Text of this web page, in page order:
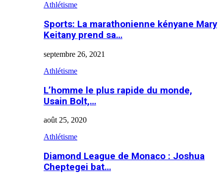
Athlétisme
Sports: La marathonienne kényane Mary
Keitany prend sa…
septembre 26, 2021
Athlétisme
L’homme le plus rapide du monde,
Usain Bolt,…
août 25, 2020
Athlétisme
Diamond League de Monaco : Joshua
Cheptegei bat…